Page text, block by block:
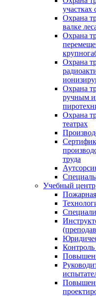
Охрана
валке
Охрана
Охрана
Охрана
ручным
Охрана
театрах
труда
Учебный центр
Пожарная
Контроль